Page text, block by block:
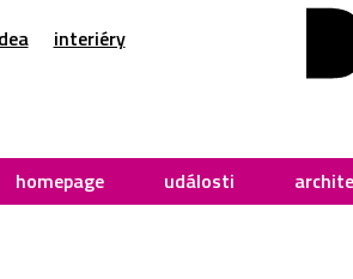
interiéry
homepage události